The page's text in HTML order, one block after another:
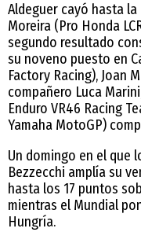
Aldeguer cayó hasta
Moreira (Pro Honda
segundo resultado
su noveno puesto en
Factory Racing), Joan
compañero Luca
Enduro VR46 Racing
Yamaha MotoGP)
Un domingo en el que
Bezzecchi amplía su
hasta los 17 puntos
mientras el Mundial
Hungría.